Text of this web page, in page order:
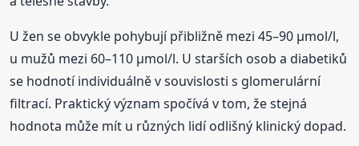
U žen se obvykle pohybují přibližně mezi 45–90 µmol/l,
u mužů mezi 60–110 µmol/l. U starších osob a diabetiků
se hodnotí individuálně v souvislosti s glomerulární
filtrací. Praktický význam spočívá v tom, že stejná
hodnota může mít u různých lidí odlišný klinický dopad.